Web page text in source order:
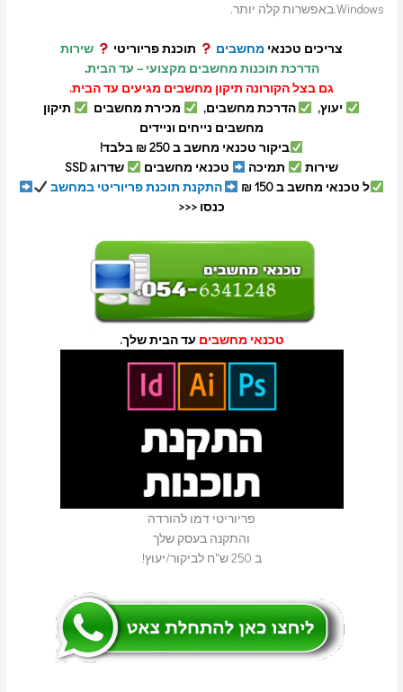
Windows.באפשרות קלה יותר.
צריכים טכנאי מחשבים תוכנת פריוריטי
שירות
הדרכת תוכנות מחשבים מקצועי – עד הבית.
גם בצל הקורונה תיקון מחשבים מגיעים עד הבית.
יעוץ,
הדרכת מחשבים, מכירת מחשבים
תיקון
מחשבים נייחים וניידים
ביקור טכנאי מחשב ב 250 ₪ בלבד!
שירות
תמיכה טכנאי מחשבים
שדרוג SSD
ל טכנאי מחשב ב 150 ₪
התקנת תוכנת פריוריטי במחשב
כנסו <<<
טכנאי מחשבים עד הבית שלך.
פריוריטי דמו להורדה
והתקנה בעסק שלך
ב 250 ש"ח לביקור/יעוץ!